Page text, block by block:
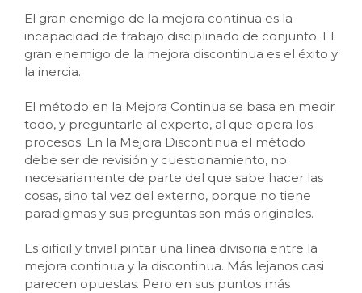
El gran enemigo de la mejora continua es la
incapacidad de trabajo disciplinado de conjunto. El
gran enemigo de la mejora discontinua es el éxito y
la inercia.
El método en la Mejora Continua se basa en medir
todo, y preguntarle al experto, al que opera los
procesos. En la Mejora Discontinua el método
debe ser de revisión y cuestionamiento, no
necesariamente de parte del que sabe hacer las
cosas, sino tal vez del externo, porque no tiene
paradigmas y sus preguntas son más originales.
Es difícil y trivial pintar una línea divisoria entre la
mejora continua y la discontinua. Más lejanos casi
parecen opuestas. Pero en sus puntos más